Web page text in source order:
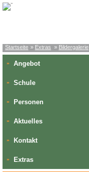
Startseite » Extras » Bildergalerie
» Angebot
» Schule
» Personen
» Aktuelles
» Kontakt
» Extras